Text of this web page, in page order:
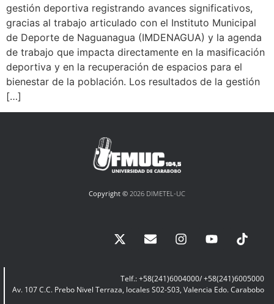
gestión deportiva registrando avances significativos,
gracias al trabajo articulado con el Instituto Municipal
de Deporte de Naguanagua (IMDENAGUA) y la agenda
de trabajo que impacta directamente en la masificación
deportiva y en la recuperación de espacios para el
bienestar de la población. Los resultados de la gestión
[…]
Copyright © 2026 DIMETEL-UC
Telf.: +58(241)6004000/ +58(241)6005000
Av. 107 C.C. Prebo Nivel Terraza, locales S02-S03, Valencia Edo. Carabobo